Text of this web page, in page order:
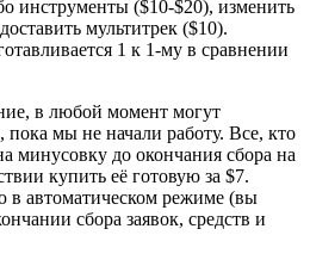
инструменты ($10-$20), изменить
мультитрек ($10).
1 к 1-му в сравнении
в любой момент могут
пока мы не начали работу. Все, кто
минусовку до окончания сбора на
купить её готовую за $7.
в автоматическом режиме (вы
сбора заявок, средств и